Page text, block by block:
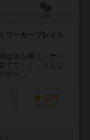
ワーカープレイス
は魚を獲り、サー
てて・・・そんな
ゲー...
124
持ってる